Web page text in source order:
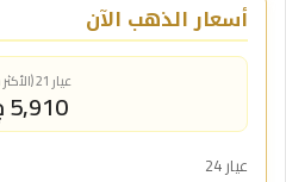
أسعار الذهب الآن
عيار 21 (الأكثر مبيعاً)
5,910 ج.م
عيار 24